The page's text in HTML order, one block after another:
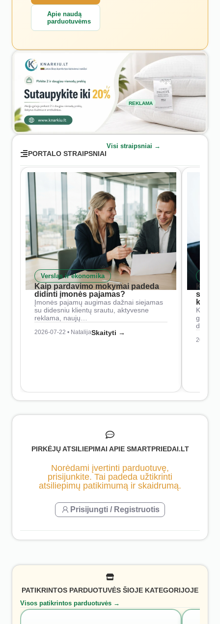
Apie naudą
parduotuvėms
REKLAMA
PORTALO STRAIPSNIAI
Visi straipsniai →
Verslas ir ekonomika
Kaip pardavimo mokymai padeda
didinti įmonės pajamas?
Įmonės pajamų augimas dažnai siejamas
su didesniu klientų srautu, aktyvesne
reklama, naujų…
2026-07-22 • NatalijaSkaityti →
Kaip
2026-
PIRKĖJŲ ATSILIEPIMAI APIE SMARTPRIEDAI.LT
Norėdami įvertinti parduotuvę,
prisijunkite. Tai padeda užtikrinti
atsiliepimų patikimumą ir skaidrumą.
Prisijungti / Registruotis
PATIKRINTOS PARDUOTUVĖS ŠIOJE KATEGORIJOJE
Visos patikrintos parduotuvės →